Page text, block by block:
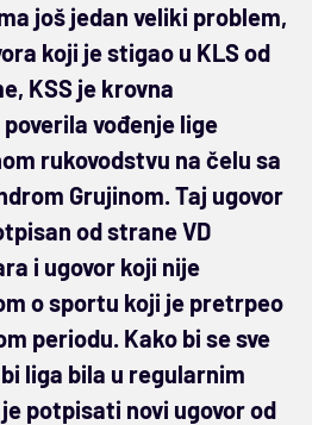
još jedan veliki problem,
koji je stigao u KLS od
KSS je krovna
vođenje lige
rukovodstvu na čelu sa
Grujinom. Taj ugovor
od strane VD
i ugovor koji nije
o sportu koji je pretrpeo
periodu. Kako bi se sve
liga bila u regularnim
potpisati novi ugovor od